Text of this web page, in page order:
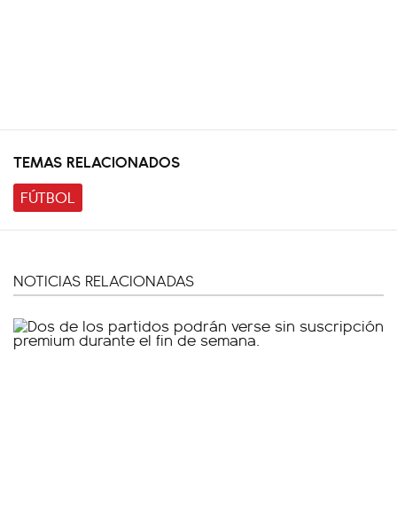
TEMAS RELACIONADOS
FÚTBOL
NOTICIAS RELACIONADAS